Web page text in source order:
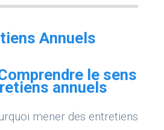
Annuels
le sens
annuels
mener des entretiens